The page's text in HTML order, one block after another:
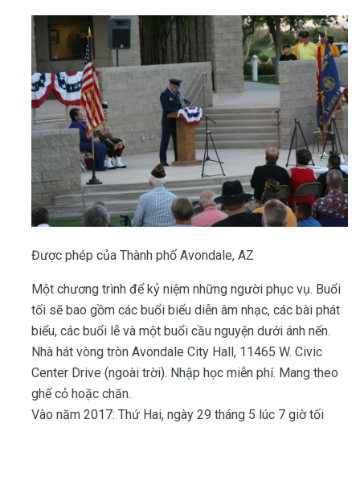
Được phép của Thành phố Avondale, AZ
Một chương trình để kỷ niệm những người phục vụ. Buổi
tối sẽ bao gồm các buổi biểu diễn âm nhạc, các bài phát
biểu, các buổi lễ và một buổi cầu nguyện dưới ánh nến.
Nhà hát vòng tròn Avondale City Hall, 11465 W. Civic
Center Drive (ngoài trời). Nhập học miễn phí. Mang theo
ghế cỏ hoặc chăn.
Vào năm 2017: Thứ Hai, ngày 29 tháng 5 lúc 7 giờ tối